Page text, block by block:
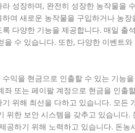
성장하며, 완전히 성장한 농작물을
여 새로운 농작물을 구입하거나 농
다양한 기능을 제공합니다. 매일 출
을 수 있습니다. 또한, 다양한 이벤트
익을 현금으로 인출할 수 있는 기능
좌 또는 페이팔 계정으로 현금을 인출
위해 최선을 다하고 있습니다. 모든
위한 보안 시스템을 갖추고 있습니다.
공하기 위해 노력하고 있습니다. 돈